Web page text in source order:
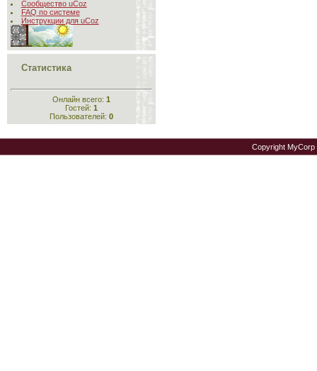
Сообщество uCoz
FAQ по системе
Инструкции для uCoz
Статистика
Онлайн всего: 1
Гостей: 1
Пользователей: 0
Copyright MyCorp